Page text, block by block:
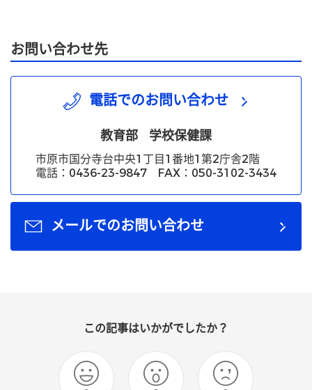
お問い合わせ先
電話でのお問い合わせ
教育部 学校保健課
市原市国分寺台中央1丁目1番地1第2庁舎2階
電話：0436-23-9847 FAX：050-3102-3434
メールでのお問い合わせ
この記事はいかがでしたか？